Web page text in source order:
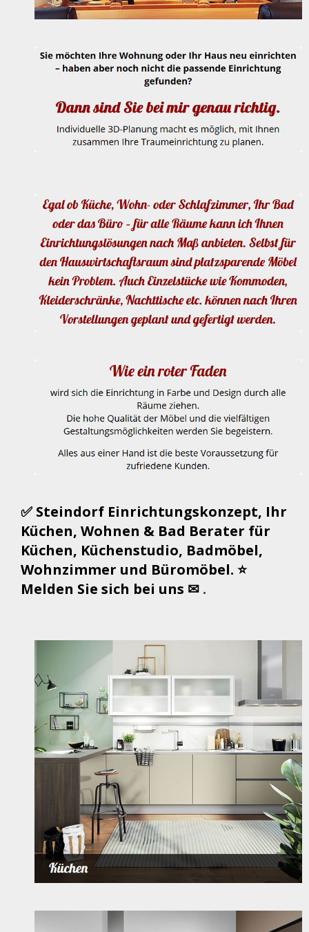
✅ Steindorf Einrichtungskonzept, Ihr
Küchen, Wohnen & Bad Berater für
Küchen, Küchenstudio, Badmöbel,
Wohnzimmer und Büromöbel. ⭐
Melden Sie sich bei uns ✉ .